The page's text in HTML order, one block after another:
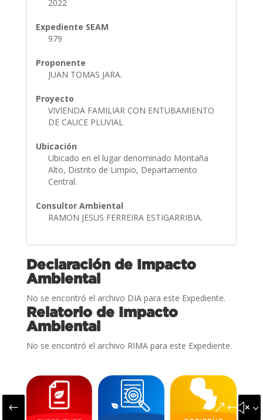
2022
Expediente SEAM
979
Proponente
JUAN TOMAS JARA.
Proyecto
VIVIENDA FAMILIAR CON ENTUBAMIENTO
DE CAUCE PLUVIAL
Ubicación
Ubicado en el lugar denominado Montaña
Alto, Distrito de Limpio, Departamento
Central.
Consultor Ambiental
RAMON JESUS FERREIRA ESTIGARRIBIA.
Declaración de Impacto
Ambiental
No se encontró el archivo DIA para este Expediente.
Relatorio de Impacto
Ambiental
No se encontró el archivo RIMA para este Expediente.
#